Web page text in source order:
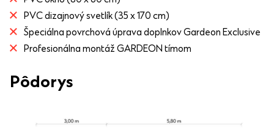
PVC dizajnový svetlík (35 x 170 cm)
Špeciálna povrchová úprava doplnkov Gardeon Exclusive
Profesionálna montáž GARDEON tímom
Pôdorys